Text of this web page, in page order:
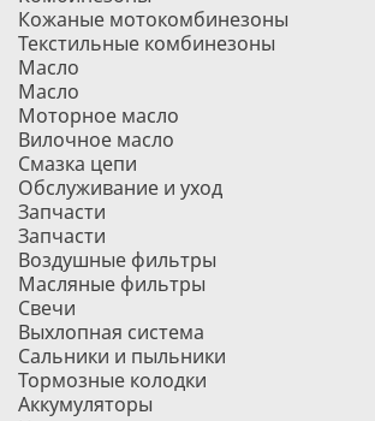
Кожаные мотокомбинезоны
Текстильные комбинезоны
Масло
Масло
Моторное масло
Вилочное масло
Смазка цепи
Обслуживание и уход
Запчасти
Запчасти
Воздушные фильтры
Масляные фильтры
Свечи
Выхлопная система
Сальники и пыльники
Тормозные колодки
Аккумуляторы